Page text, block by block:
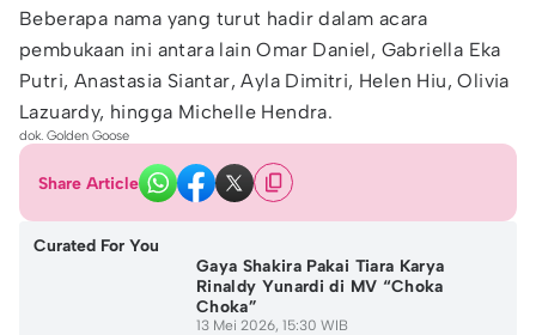
Beberapa nama yang turut hadir dalam acara
pembukaan ini antara lain Omar Daniel, Gabriella Eka
Putri, Anastasia Siantar, Ayla Dimitri, Helen Hiu, Olivia
Lazuardy, hingga Michelle Hendra.
dok. Golden Goose
Share Article
Curated For You
Gaya Shakira Pakai Tiara Karya
Rinaldy Yunardi di MV “Choka
Choka”
13 Mei 2026, 15:30 WIB